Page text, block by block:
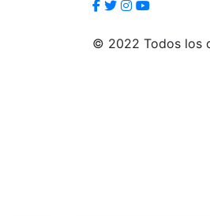
© 2022 Todos los